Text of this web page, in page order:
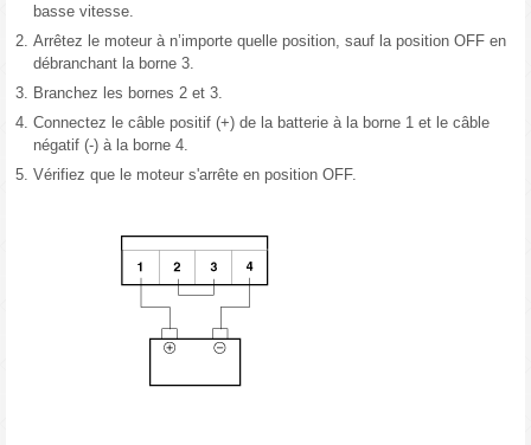
basse vitesse.
2. Arrêtez le moteur à n’importe quelle position, sauf la position OFF en
débranchant la borne 3.
3. Branchez les bornes 2 et 3.
4. Connectez le câble positif (+) de la batterie à la borne 1 et le câble
négatif (-) à la borne 4.
5. Vérifiez que le moteur s'arrête en position OFF.